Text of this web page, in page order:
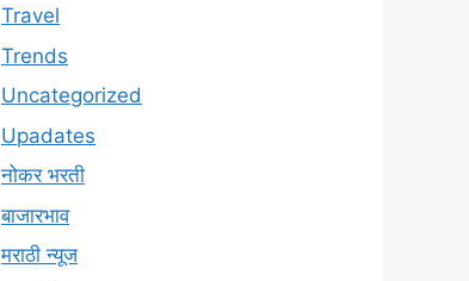
Travel
Trends
Uncategorized
Upadates
नोकर भरती
बाजारभाव
मराठी न्यूज